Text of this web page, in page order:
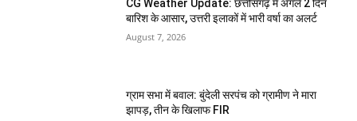
CG Weather Update: छत्तीसगढ़ में अगले 2 दिन
बारिश के आसार, उत्तरी इलाकों में भारी वर्षा का अलर्ट
August 7, 2026
ग्राम सभा में बवाल: बुंदेली सरपंच को ग्रामीण ने मारा
झापड़, तीन के खिलाफ FIR